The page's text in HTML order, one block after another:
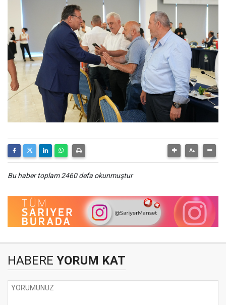
Bu haber toplam 2460 defa okunmuştur
HABERE YORUM KAT